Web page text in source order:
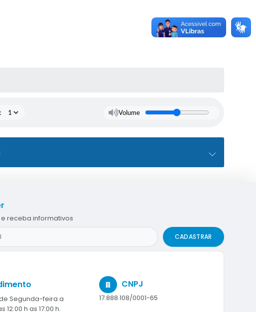
Volume
Segunda-feira a
h as 17:00 h.
CNPJ
17.888.108/0001-65
receba informativos
CADASTRAR